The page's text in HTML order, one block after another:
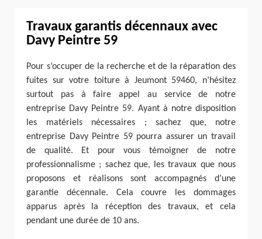
Travaux garantis décennaux avec
Davy Peintre 59
Pour s’occuper de la recherche et de la réparation des
fuites sur votre toiture à Jeumont 59460, n’hésitez
surtout pas à faire appel au service de notre
entreprise Davy Peintre 59. Ayant à notre disposition
les matériels nécessaires ; sachez que, notre
entreprise Davy Peintre 59 pourra assurer un travail
de qualité. Et pour vous témoigner de notre
professionnalisme ; sachez que, les travaux que nous
proposons et réalisons sont accompagnés d’une
garantie décennale. Cela couvre les dommages
apparus après la réception des travaux, et cela
pendant une durée de 10 ans.